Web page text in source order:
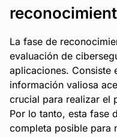
La fase de
evaluación de
aplicaciones. Consiste
información valiosa
crucial para realizar el
Por lo tanto, esta fase
completa posible para